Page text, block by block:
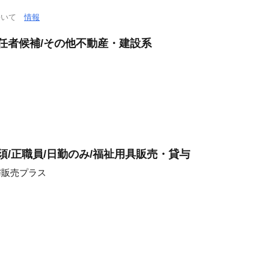
いて情報
者候補/その他不動産・建設系
/正職員/日勤のみ/福祉用具販売・貸与
売プラス